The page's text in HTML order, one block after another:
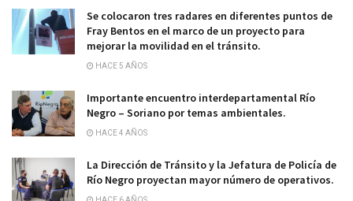
Se colocaron tres radares en diferentes puntos de
Fray Bentos en el marco de un proyecto para
mejorar la movilidad en el tránsito.
HACE 5 AÑOS
Importante encuentro interdepartamental Río
Negro – Soriano por temas ambientales.
HACE 4 AÑOS
La Dirección de Tránsito y la Jefatura de Policía de
Río Negro proyectan mayor número de operativos.